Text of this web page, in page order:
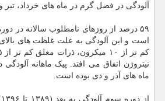
آلودگی در فصل گرم در ماه های خرداد، تیر و
۵۹ درصد از روزهای نامطلوب سالانه در
است و این آلودگی به علت غلظت های بالای
نیتروژن اتفاق می افتد. پیک ماهانه
ماه های آذر و دی بوده است.